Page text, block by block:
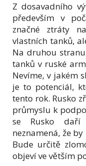
Z dosavadního
především v
značné ztráty
vlastních tanků,
Na druhou
tanků v ruské
Nevíme, v jakém
je to potenciál,
tento rok. Rusko
průmyslu k
se Rusko daří
neznamená, že
Bude určitě
objeví ve větším